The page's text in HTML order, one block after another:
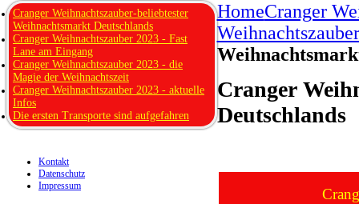
HomeCranger
Cranger
Deutschlands
Cranger Weihnachtszauber-beliebtester
Weihnachtsmarkt Deutschlands
Cranger Weihnachtszauber 2023 - Fast
Lane am Eingang
Cranger Weihnachtszauber 2023 - die
Magie der Weihnachtszeit
Cranger Weihnachtszauber 2023 - aktuelle
Infos
Die ersten Transporte sind aufgefahren
Kontakt
Datenschutz
Impressum